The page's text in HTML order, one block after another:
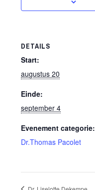
DETAILS
Start:
augustus 20
Einde:
september 4
Evenement categorie:
Dr.Thomas Pacolet